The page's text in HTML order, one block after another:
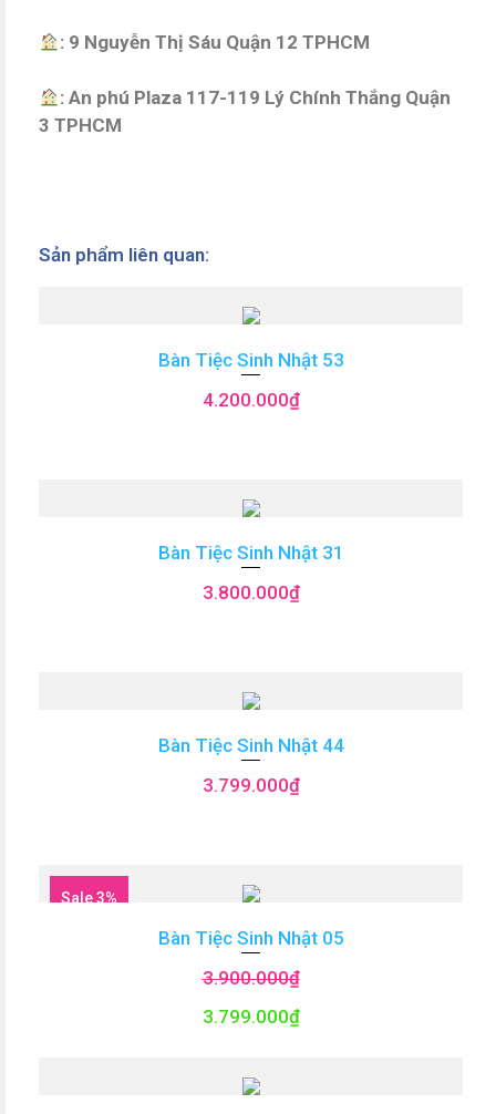
: 9 Nguyễn Thị Sáu Quận 12 TPHCM
: An phú Plaza 117-119 Lý Chính Thắng Quận
3 TPHCM
Sản phẩm liên quan:
Bàn Tiệc Sinh Nhật 53
4.200.000₫
Bàn Tiệc Sinh Nhật 31
3.800.000₫
Bàn Tiệc Sinh Nhật 44
3.799.000₫
Sale 3%
Bàn Tiệc Sinh Nhật 05
3.900.000₫
3.799.000₫